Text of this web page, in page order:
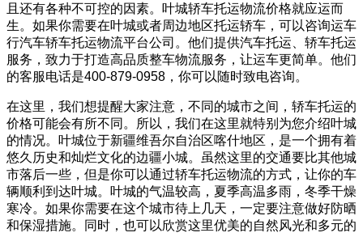
且还有各种不可控的因素。叶城轿车托运物流价格就应运而
生。如果你需要在叶城或者周边地区托运轿车，可以咨询运车
行汽车轿车托运物流平台公司。他们提供汽车托运、轿车托运
服务，致力于打造高品质整车物流服务，让运车更简单。他们
的客服电话是400-879-0958，你可以随时致电咨询。
在这里，我们想提醒大家注意，不同的城市之间，轿车托运的
价格可能会有所不同。所以，我们在这里就特别为您介绍叶城
的情况。叶城位于新疆维吾尔自治区喀什地区，是一个拥有着
悠久历史和灿烂文化的边疆小城。虽然这里的交通要比其他城
市落后一些，但是你可以通过轿车托运物流的方式，让你的车
辆顺利到达叶城。叶城的气温较高，夏季高温多雨，冬季干燥
寒冷。如果你需要在这个城市待上几天，一定要注意做好防晒
和保湿措施。同时，也可以欣赏这里优美的自然风光和多元的